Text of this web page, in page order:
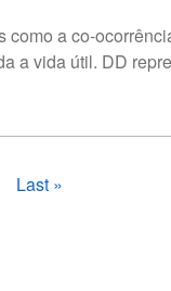
a co-
a vida útil. DD
Última
Last »